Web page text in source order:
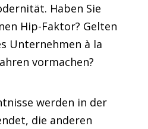
Haben Sie
Hip-Faktor? Gelten
Unternehmen à la
vormachen?
werden in der
die anderen